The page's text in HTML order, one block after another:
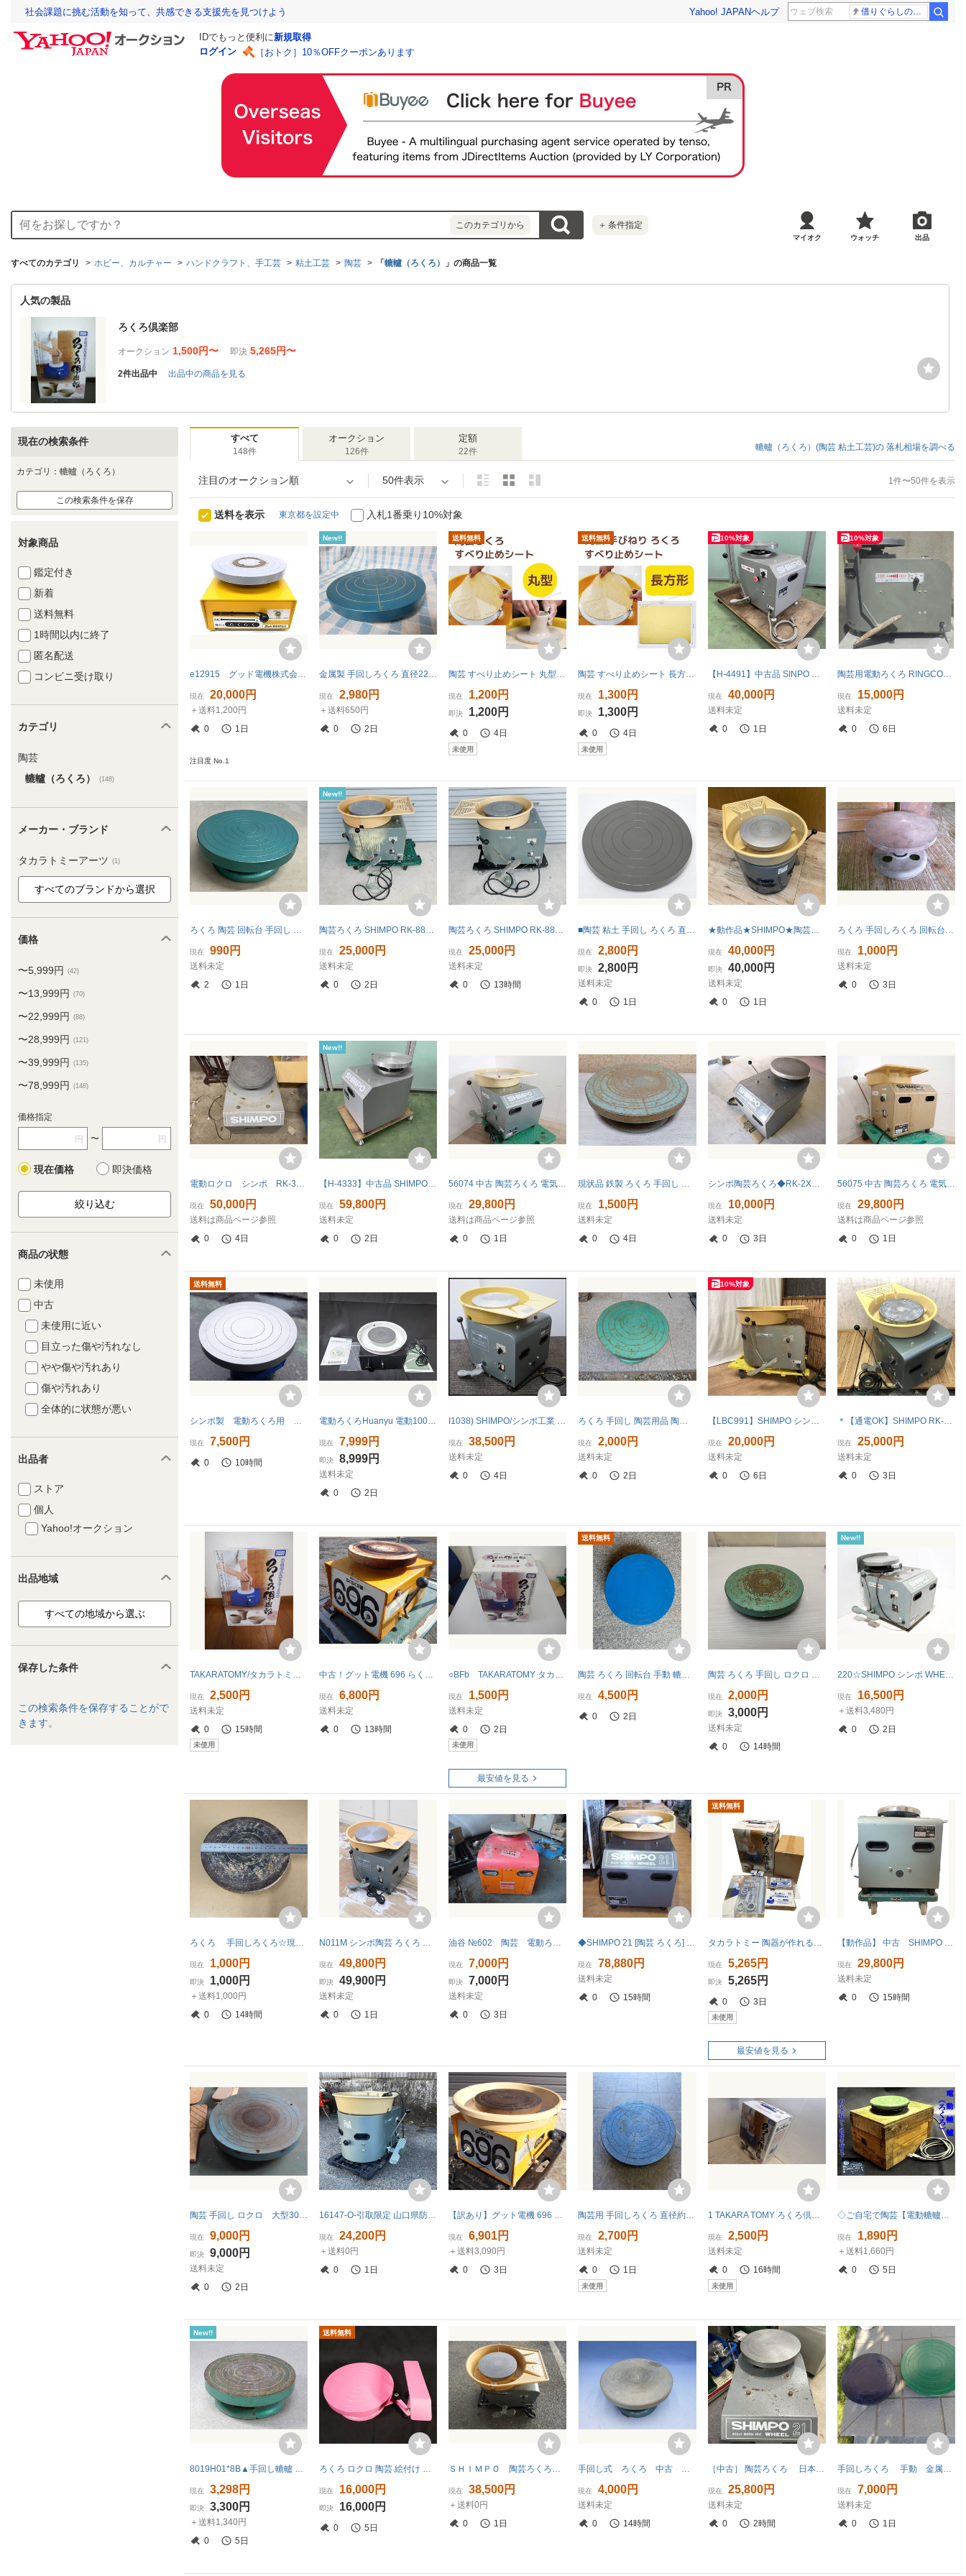
社会課題に挑む活動を知って、共感できる支援先を見つけよう Yahoo! JAPANヘルプ 借りぐらしのアリエッティ 耳をすませば
IDでもっと便利に新規取得
ログイン
［おトク］10％OFFクーポンあります
このカテゴリから ＋ 条件指定
マイオク ウォッチ 出品
すべてのカテゴリ ホビー、カルチャー ハンドクラフト、手工芸 粘土工芸 陶芸 「 轆轤（ろくろ） 」の商品一覧
人気の製品
ろくろ倶楽部
オークション 1,500円〜 即決 5,265円〜
2件出品中 出品中の商品を見る
現在の検索条件
カテゴリ：轆轤（ろくろ）
この検索条件を保存
対象商品
鑑定付き
新着
送料無料
1時間以内に終了
匿名配送
コンビニ受け取り
カテゴリ
陶芸
轆轤（ろくろ）
(148)
メーカー・ブランド
タカラトミーアーツ (1)
価格
〜5,999円 (42)
〜13,999円 (70)
〜22,999円 (88)
〜28,999円 (121)
〜39,999円 (135)
〜78,999円 (148)
価格指定
円 〜 円
現在価格 即決価格
商品の状態
未使用
中古
未使用に近い
目立った傷や汚れなし
やや傷や汚れあり
傷や汚れあり
全体的に状態が悪い
出品者
ストア
個人
Yahoo!オークション
出品地域
保存した条件
この検索条件を保存することがで
きます。
すべて
148件
オークション
126件
定額
22件 轆轤（ろくろ）(陶芸 粘土工芸)の 落札相場を調べる
注目のオークション順 50件表示 1件〜50件を表示
送料を表示 東京都を設定中 入札1番乗り10%対象
e12915 グッド電機株式会社 らくらく 電機ろくろ 陶芸 動作確認済
現在 20,000円
＋送料1,200円
0
1日
注目度 No.1
New!!
金属製 手回しろくろ 直径22cm 3.4kg
現在 2,980円
＋送料650円
0
2日
送料無料
陶芸 すべり止めシート 丸型 吸水 セーム革 黄色 PVA 電動ろくろ 手ろくろ 作陶 器 お皿 食器 削り 陶芸教室 資材 マット
現在 1,200円
即決 1,200円
0 4日
未使用
送料無料
陶芸 すべり止めシート 長方形型 吸水 セーム革 黄色 PVA 電動ろくろ 手ろくろ 作陶 器 お皿 食器 削り 陶芸教室 資材 マット
現在 1,300円
即決 1,300円
0 4日
未使用
10%対象
【H-4491】中古品 SINPO シンポ 陶芸 電動ろくろ RK-3D型 陶芸 正逆回転 静音 100V ペダルレバー式【引き取り限定・静岡県浜松市】
現在 40,000円
送料未定
0
1日
10%対象
陶芸用電動ろくろ RINGCONE PK-2C 台直径30cm 左右両回転可 シンポ工業株式会社製
現在 15,000円
送料未定
0
6日
ろくろ 陶芸 回転台 手回し 手動 中古現状品 (80s)
現在 990円
送料未定
2
1日
New!!
陶芸ろくろ SHIMPO RK-88C 100V ろくろ シンポ 陶芸 電動ろくろ 【動作確認済】
現在 25,000円
送料未定
0
2日
陶芸ろくろ SHIMPO RK-88C 100V ろくろ シンポ 陶芸 電動ろくろ 【動作確認済み】 No.1
現在 25,000円
送料未定
0
13時間
■陶芸 粘土 手回し ろくろ 直径220mm 22cm 高さ46mm 3.5kg ④ ベアリング内蔵 手廻しロクロ 手動
現在 2,800円
即決 2,800円
送料未定
0
1日
★動作品★SHIMPO★陶芸ろくろ★RK-88形★電動ろくろ★ドベ受け付属★粘土工芸★ろくろ★美術★轆轤★陶芸★100V★シンポ★SR(W494)
現在 40,000円
即決 40,000円
送料未定
0
1日
ろくろ 手回しろくろ 回転台 陶芸 鉄製 手回し 手動 轆轤 ロクロ 経年品
現在 1,000円
送料未定
0
3日
電動ロクロ シンポ RK-3D 陶芸ろくろ SIMPO
現在 50,000円
送料は商品ページ参照
0
4日
New!!
【H-4333】中古品 SHIMPO 日本電産シンポ 電動 陶芸ろくろ RK-3D 100V 50/60Hz共用【引き取り限定・静岡県浜松市】
現在 59,800円
送料未定
0
2日
56074 中古 陶芸ろくろ 電気ろくろ SHIMPO シンポ RK-2X ドベ受け付属 100V 無段変速 軽合金製 径300mm 電動 工芸 戸田市 動作確認済 ①
現在 29,800円
送料は商品ページ参照
0
1日
現状品 鉄製 ろくろ 手回し 陶芸用 回転台 轆轤 ロクロ
現在 1,500円
送料未定
0
4日
シンポ陶芸ろくろ◆RK-2X【引取り限定】
現在 10,000円
送料未定
0
3日
56075 中古 陶芸ろくろ 電気ろくろ SHIMPO シンポ RK-2X ドベ受け付属 100V 無段変速 軽合金製 径300mm 電動 工芸 戸田市 動作確認済 ②
現在 29,800円
送料は商品ページ参照
0
1日
送料無料
現在 7,500円
0 10時間
現在 7,999円
即決 8,999円
送料未定
0
2日
現在 38,500円
送料未定
0
4日
現在 2,000円
送料未定
0
2日
10%対象
現在 20,000円
送料未定
0
6日
＊【通電OK】SHIMPO RK-88 陶芸ろくろ 電動ろくろ ドベ受け付 100V 粘土工芸 轆轤 シンポ 現状品
現在 25,000円
送料未定
0
3日
現在 2,500円
送料未定
0
15時間
未使用
現在 6,800円
送料未定
0
13時間
現在 1,500円
送料未定
0
2日
未使用
最安値を見る
送料無料
現在 4,500円
0 2日
現在 2,000円
即決 3,000円
送料未定
0
14時間
New!!
220☆SHIMPO シンポ WHEEL 21 陶芸ろくろ RK-2X形◇3K-942
現在 16,500円
＋送料3,480円
0
2日
ろくろ 手回しろくろ☆現状品☆在庫あり☆
現在 1,000円
即決 1,000円
＋送料1,000円
0
14時間
N011M シンポ陶芸 ろくろ 陶芸ろくろ 電動ろくろ RK-88形
現在 49,800円
即決 49,900円
送料未定
0
1日
油谷 №602 陶芸 電動ろくろ シンポ RK2C型 轆轤 回転ろくろ SINPO 100V 200W ターンテーブル 焼き物 器 中古
現在 7,000円
即決 7,000円
送料未定
0
3日
◆SHIMPO 21 [陶芸 ろくろ] 大型電動ろくろ RK-2X 工業用の無断変速機◆
現在 78,880円
送料未定
0
15時間
送料無料
タカラトミー 陶器が作れる ろくろ倶楽部 新品 未使用品 説明書付き 陶芸
現在 5,265円
即決 5,265円
0 3日
未使用
最安値を見る
【動作品】 中古 SHIMPO シンポ 陶芸ろくろ RK-88型 ドベ受け付属 陶芸 100V
現在 29,800円
送料未定
0
15時間
陶芸 手回し ロクロ 大型30φ㎝ H75mm
現在 9,000円
即決 9,000円
送料未定
0
2日
16147-O-引取限定 山口県防府市 SHIMPO シンポ 陶芸ろくろ 電動ろくろ RK-88形 陶芸 ろくろ 動作確認済み 引取限定
現在 24,200円
＋送料0円
0
1日
【訳あり】グット電機 696 らくらく2型 RAKURAKU ロクロ ろくろ 轆轤 電気 電動 100V 50/60Hz 150/110W 陶芸 コンパクト 回転台 テーブル
現在 6,901円
＋送料3,090円
0
3日
陶芸用 手回しろくろ 直径約22cm 鉄製 ターンテーブル 回転台 ろくろ 轆轤 陶芸 ロクロ 一部錆あり
現在 2,700円
送料未定
0
1日
未使用
1 TAKARA TOMY ろくろ倶楽部 タカラトミー 家庭用 お手軽 ろくろセット ハンドクラフト 粘土固いが水で戻せる ネットに出てる 未使用！
現在 2,500円
送料未定
0
16時間
未使用
◇ご自宅で陶芸【電動轆轤（ろくろ）木製土台に円形回転台 回転確認済 回転台直径 15㎝】初心者から経験者、プロの陶芸家様まで！Q07103
現在 1,890円
＋送料1,660円
0
5日
New!!
8019H01*8B▲手回し轆轤 ろくろ 直径約22cm 回転台 陶芸 金属製 手動 陶芸道具
現在 3,298円
即決 3,300円
＋送料1,340円
0
5日
送料無料
ろくろ ロクロ 陶芸 絵付け ライン引き ターンテーブル 回転テーブル 陶芸 径25cm
現在 16,000円
即決 16,000円
0 5日
ＳＨＩＭＰＯ 陶芸ろくろ ＲＫ-８８Ｃ ドベ受け付き 電気ろくろ 送料別途請求（5983）
現在 38,500円
＋送料0円
0
1日
手回し式 ろくろ 中古 轆轤
現在 4,000円
送料未定
0
14時間
［中古］ 陶芸ろくろ 日本電産シンポ
現在 25,800円
送料未定
0
2時間
手回しろくろ 手動 金属製 陶芸 陶芸用品 回転台(中古)
現在 7,000円
送料未定
0
1日